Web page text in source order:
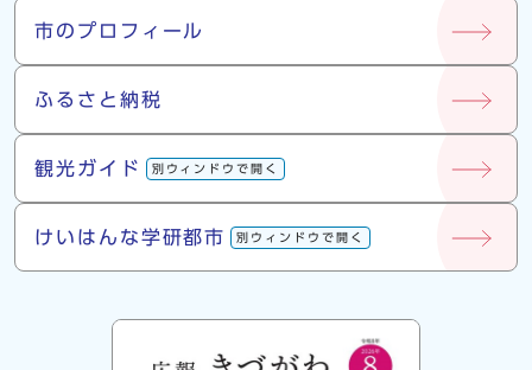
市について
市のプロフィール
ふるさと納税
観光ガイド 別ウィンドウで開く
けいはんな学研都市 別ウィンドウで開く